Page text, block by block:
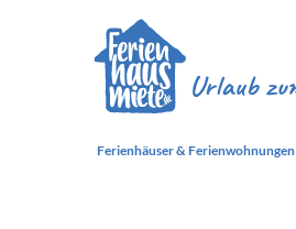
Ferienhäuser & Ferienwohnungen